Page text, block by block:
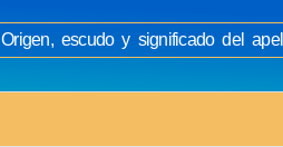
Origen, escudo y significado del